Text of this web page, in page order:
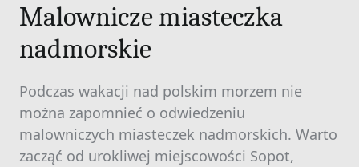
Malownicze miasteczka
nadmorskie
Podczas wakacji nad polskim morzem nie
można zapomnieć o odwiedzeniu
malowniczych miasteczek nadmorskich. Warto
zacząć od urokliwej miejscowości Sopot,